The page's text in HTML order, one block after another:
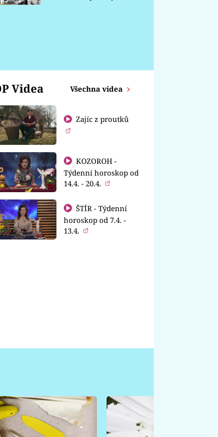
Videa Všechna videa
Zajíc z proutků
KOZOROH -
Týdenní horoskop od
14.4. - 20.4.
ŠTÍR - Týdenní
horoskop od 7.4. -
13.4.